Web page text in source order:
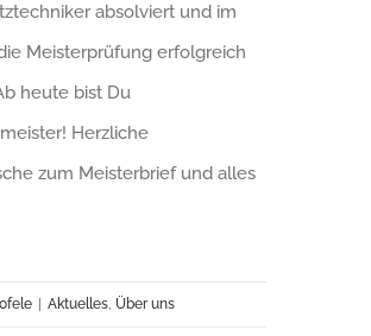
absolviert und im
Meisterprüfung erfolgreich
heute bist Du
Herzliche
zum Meisterbrief und alles
Aktuelles, Über uns